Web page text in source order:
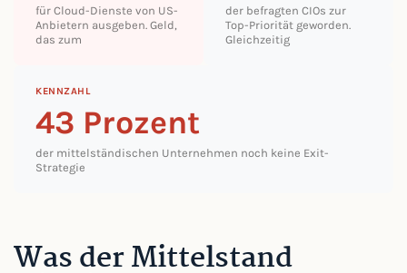
für Cloud-Dienste von US-
Anbietern ausgeben. Geld,
das zum
der befragten CIOs zur
Top-Priorität geworden.
Gleichzeitig
KENNZAHL
43 Prozent
der mittelständischen Unternehmen noch keine Exit-
Strategie
Was der Mittelstand